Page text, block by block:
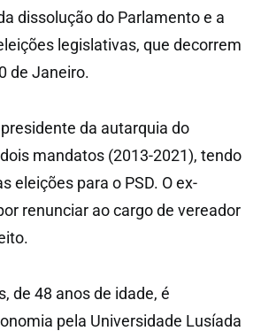
dissolução do Parlamento e a
legislativas, que decorrem
de Janeiro.
da autarquia do
mandatos (2013-2021), tendo
eleições para o PSD. O ex-
renunciar ao cargo de vereador
de 48 anos de idade, é
pela Universidade Lusíada